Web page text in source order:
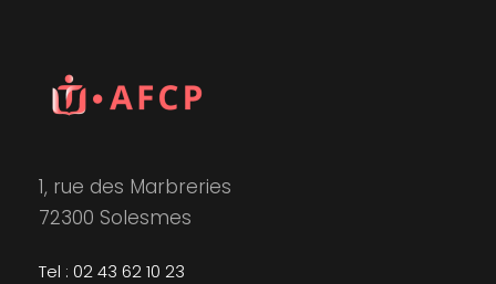
1, rue des Marbreries
72300 Solesmes
Tel : 02 43 62 10 23